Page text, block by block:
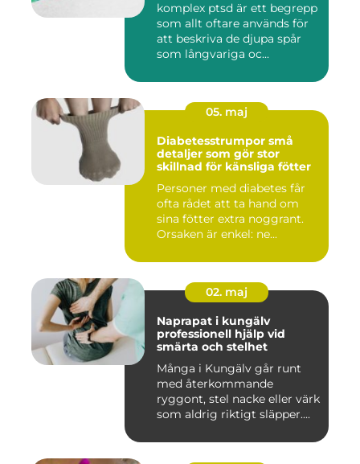
komplex ptsd är ett begrepp
som allt oftare används för
att beskriva de djupa spår
som långvariga oc...
05. maj
Diabetesstrumpor små
detaljer som gör stor
skillnad för känsliga fötter
Personer med diabetes får
ofta rådet att ta hand om
sina fötter extra noggrant.
Orsaken är enkel: ne...
02. maj
Naprapat i kungälv
professionell hjälp vid
smärta och stelhet
Många i Kungälv går runt
med återkommande
ryggont, stel nacke eller värk
som aldrig riktigt släpper....